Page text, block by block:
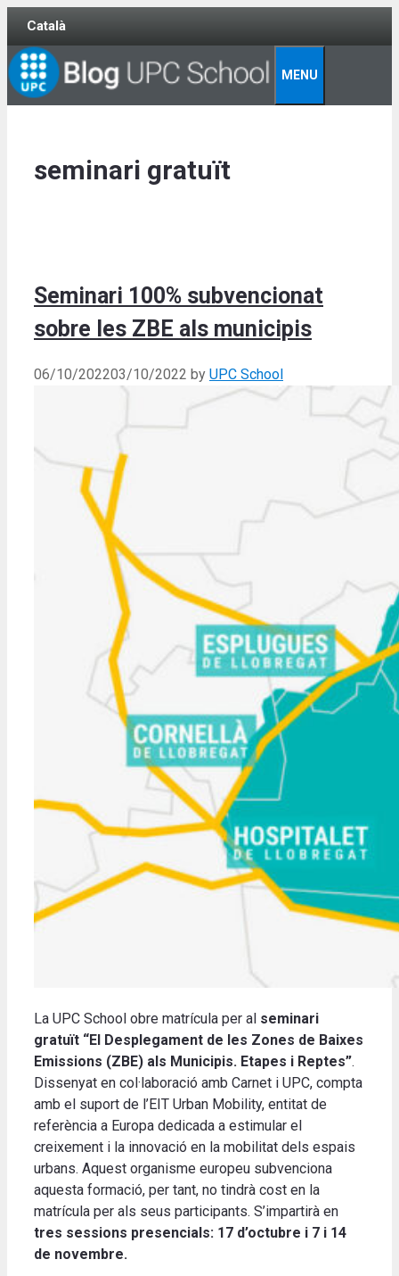
Skip
content
Català
MENU
seminari gratuït
Seminari 100% subvencionat
sobre les ZBE als municipis
06/10/202203/10/2022 by UPC School
La UPC School obre matrícula per al seminari
gratuït “El Desplegament de les Zones de Baixes
Emissions (ZBE) als Municipis. Etapes i Reptes”.
Dissenyat en col·laboració amb Carnet i UPC, compta
amb el suport de l’EIT Urban Mobility, entitat de
referència a Europa dedicada a estimular el
creixement i la innovació en la mobilitat dels espais
urbans. Aquest organisme europeu subvenciona
aquesta formació, per tant, no tindrà cost en la
matrícula per als seus participants. S’impartirà en
tres sessions presencials: 17 d’octubre i 7 i 14
de novembre.